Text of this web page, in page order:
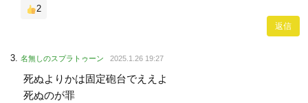
2
返信
名無しのスプラトゥーン 2025.1.26 19:27
死ぬよりかは固定砲台でええよ
死ぬのが罪